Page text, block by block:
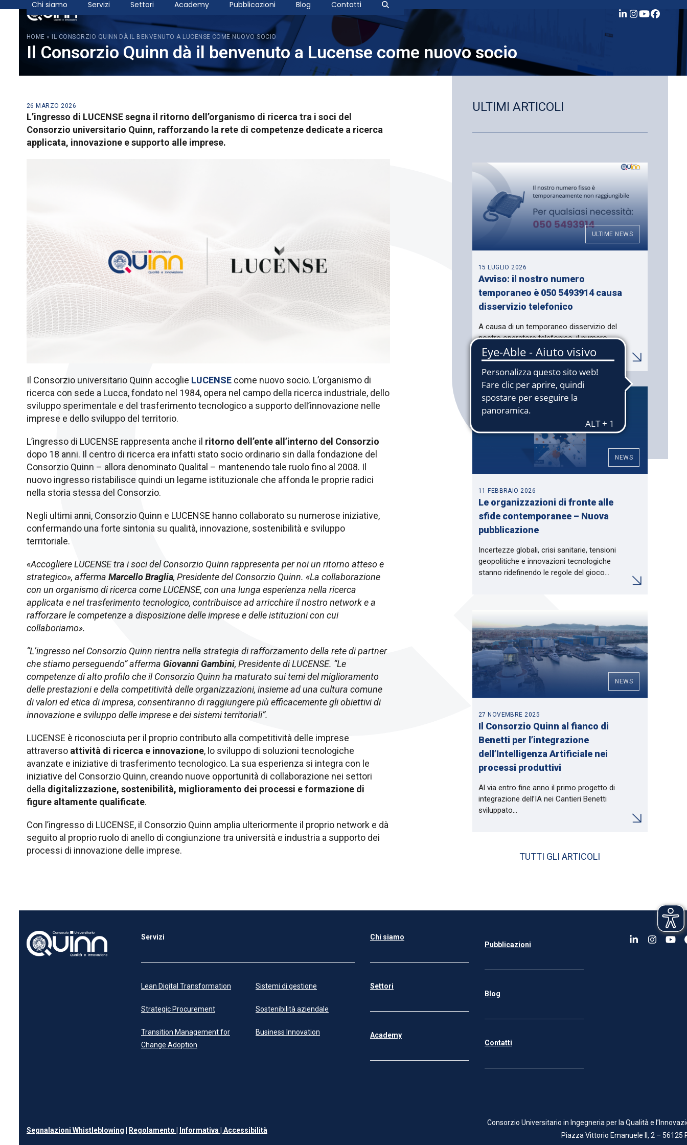
Chi siamo Servizi Settori Academy Pubblicazioni Blog Contatti
LinkedIn
Instagram
YouTube
HOME » IL CONSORZIO QUINN DÀ IL BENVENUTO A LUCENSE COME NUOVO SOCIO
Il Consorzio Quinn dà il benvenuto a Lucense come nuovo socio
26 MARZO 2026
L’ingresso di LUCENSE segna il ritorno dell’organismo di ricerca tra i soci del
Consorzio universitario Quinn, rafforzando la rete di competenze dedicate a ricerca
applicata, innovazione e supporto alle imprese.
Il Consorzio universitario Quinn accoglie LUCENSE come nuovo socio. L’organismo di
ricerca con sede a Lucca, fondato nel 1984, opera nel campo della ricerca industriale, dello
sviluppo sperimentale e del trasferimento tecnologico a supporto dell’innovazione nelle
imprese e dello sviluppo del territorio.
L’ingresso di LUCENSE rappresenta anche il ritorno dell’ente all’interno del Consorzio
dopo 18 anni. Il centro di ricerca era infatti stato socio ordinario sin dalla fondazione del
Consorzio Quinn – allora denominato Qualital – mantenendo tale ruolo fino al 2008. Il
nuovo ingresso ristabilisce quindi un legame istituzionale che affonda le proprie radici
nella storia stessa del Consorzio.
Negli ultimi anni, Consorzio Quinn e LUCENSE hanno collaborato su numerose iniziative,
confermando una forte sintonia su qualità, innovazione, sostenibilità e sviluppo
territoriale.
«Accogliere LUCENSE tra i soci del Consorzio Quinn rappresenta per noi un ritorno atteso e
strategico», afferma Marcello Braglia, Presidente del Consorzio Quinn. «La collaborazione
con un organismo di ricerca come LUCENSE, con una lunga esperienza nella ricerca
applicata e nel trasferimento tecnologico, contribuisce ad arricchire il nostro network e a
rafforzare le competenze a disposizione delle imprese e delle istituzioni con cui
collaboriamo».
“L’ingresso nel Consorzio Quinn rientra nella strategia di rafforzamento della rete di partner
che stiamo perseguendo” afferma Giovanni Gambini, Presidente di LUCENSE. “Le
competenze di alto profilo che il Consorzio Quinn ha maturato sui temi del miglioramento
delle prestazioni e della competitività delle organizzazioni, insieme ad una cultura comune
di valori ed etica di impresa, consentiranno di raggiungere più efficacemente gli obiettivi di
innovazione e sviluppo delle imprese e dei sistemi territoriali”.
LUCENSE è riconosciuta per il proprio contributo alla competitività delle imprese
attraverso attività di ricerca e innovazione, lo sviluppo di soluzioni tecnologiche
avanzate e iniziative di trasferimento tecnologico. La sua esperienza si integra con le
iniziative del Consorzio Quinn, creando nuove opportunità di collaborazione nei settori
della digitalizzazione, sostenibilità, miglioramento dei processi e formazione di
figure altamente qualificate.
Con l’ingresso di LUCENSE, il Consorzio Quinn amplia ulteriormente il proprio network e dà
seguito al proprio ruolo di anello di congiunzione tra università e industria a supporto dei
processi di innovazione delle imprese.
ULTIMI ARTICOLI
ULTIME NEWS
15 LUGLIO 2026
Avviso: il nostro numero
temporaneo è 050 5493914 causa
disservizio telefonico
A causa di un temporaneo disservizio del
nostro operatore telefonico, il numero
fisso del Consorzio…
NEWS
11 FEBBRAIO 2026
Le organizzazioni di fronte alle
sfide contemporanee – Nuova
pubblicazione
Incertezze globali, crisi sanitarie, tensioni
geopolitiche e innovazioni tecnologiche
stanno ridefinendo le regole del gioco…
NEWS
27 NOVEMBRE 2025
Il Consorzio Quinn al fianco di
Benetti per l’integrazione
dell’Intelligenza Artificiale nei
processi produttivi
Al via entro fine anno il primo progetto di
integrazione dell’IA nei Cantieri Benetti
sviluppato…
TUTTI GLI ARTICOLI
Servizi
Lean Digital Transformation
Strategic Procurement
Transition Management for
Change Adoption
Sistemi di gestione
Sostenibilità aziendale
Business Innovation
Chi siamo
Settori
Academy
Pubblicazioni
Blog
Contatti
LinkedIn
Segnalazioni Whistleblowing Regolamento Informativa | Accessibilità
Consorzio Universitario in Ingegneria per la Qualità e
Piazza Vittorio Emanuele II, 2 – 56125